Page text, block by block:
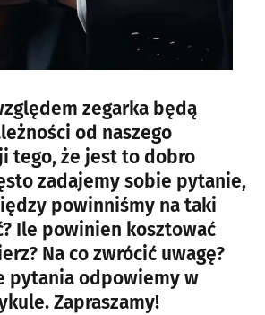
zegarka będą
od naszego
tego, że jest to dobro
zadajemy sobie pytanie,
powinniśmy na taki
Ile powinien kosztować
Na co zwrócić uwagę?
pytania odpowiemy w
Zapraszamy!